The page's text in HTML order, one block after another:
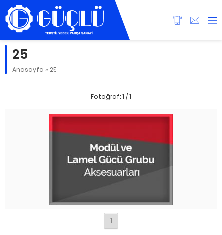
25
Anasayfa » 25
Fotoğraf: 1 / 1
1